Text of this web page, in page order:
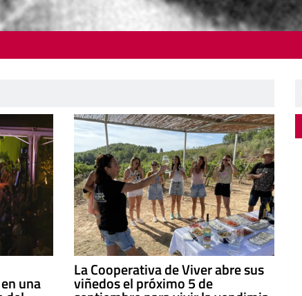
una
La Cooperativa de Viver abre sus
viñedos el próximo 5 de